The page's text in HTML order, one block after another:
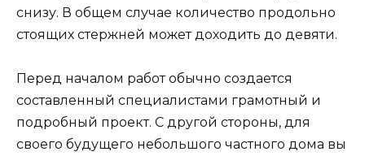
снизу. В общем случае количество продольно
стоящих стержней может доходить до девяти.
Перед началом работ обычно создается
составленный специалистами грамотный и
подробный проект. С другой стороны, для
своего будущего небольшого частного дома вы